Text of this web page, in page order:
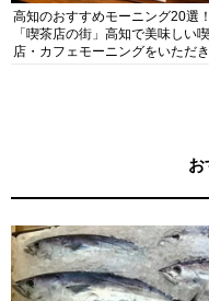
高知のおすすめモーニング20選！
「喫茶店の街」高知で美味しい
店・カフェモーニングをいただ
お